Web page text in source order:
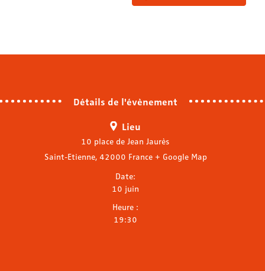
Détails de l'évènement
Lieu
10 place de Jean Jaurès
Saint-Etienne, 42000 France + Google Map
Date:
10 juin
Heure :
19:30